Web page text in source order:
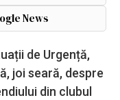
News
de Urgență,
joi seară, despre
din clubul